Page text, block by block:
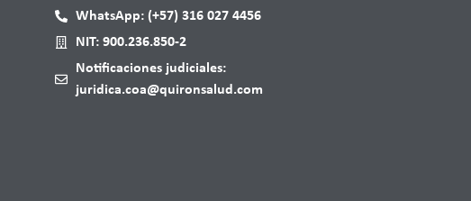
WhatsApp: (+57) 316 027 4456
NIT: 900.236.850-2
Notificaciones judiciales:
juridica.coa@quironsalud.com